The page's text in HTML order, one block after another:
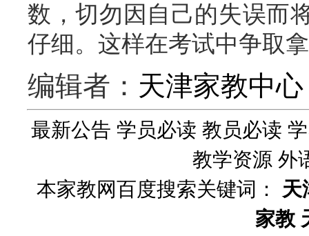
数，切勿因自己的失误而
仔细。这样在考试中争取
编辑者： 天津家教中心
最新公告 学员必读 教员必读
教学资源 外
本家教网百度搜索关键词： 天
家教